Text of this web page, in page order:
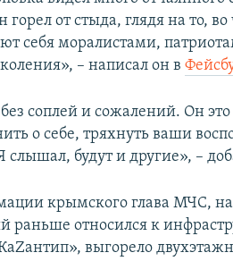
от стыда, глядя на то, во
себя моралистами,
– написал он в
соплей и сожалений. Он
о себе, тряхнуть ваши
будут и другие», –
крымского глава МЧС,
раньше относился к
выгорело